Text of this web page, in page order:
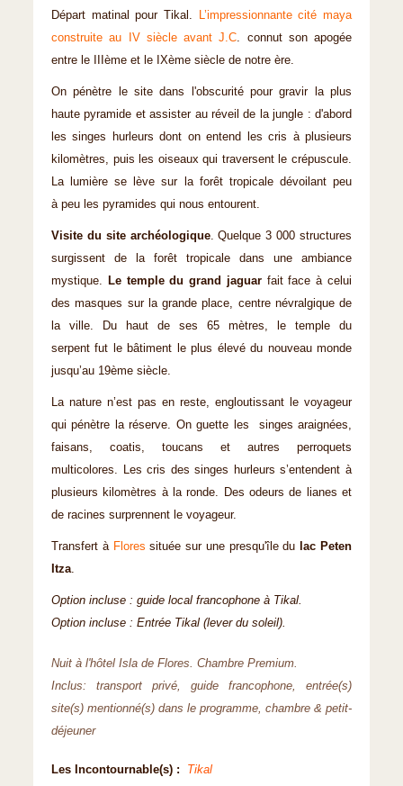
Départ matinal pour Tikal.
L’impressionnante cité maya
construite au IV siècle avant J.C. connut son apogée
entre le IIIème et le IXème siècle de notre ère.
On pénètre le site dans l'obscurité pour gravir la plus
haute pyramide et assister au réveil de la jungle : d'abord
les singes hurleurs dont on entend les cris à plusieurs
kilomètres, puis les oiseaux qui traversent le crépuscule.
La lumière se lève sur la forêt tropicale dévoilant peu
à peu les pyramides qui nous entourent.
Visite du site archéologique. Quelque 3 000 structures
surgissent de la forêt tropicale dans une ambiance
mystique.
Le temple du grand jaguarfait face à celui
des masques sur la grande place, centre névralgique de
la ville. Du haut de ses 65 mètres, le temple du
serpent fut le bâtiment le plus élevé du nouveau monde
jusqu’au 19ème siècle.
La nature n’est pas en reste, engloutissant le voyageur
qui pénètre la réserve. On guette les singes araignées,
faisans, coatis, toucans et autres perroquets
multicolores. Les cris des singes hurleurs s’entendent à
plusieurs kilomètres à la ronde. Des odeurs de lianes et
de racines surprennent le voyageur.
Transfert à Flores située sur une presqu'île du
lac Peten
Itza.
Option incluse : guide local francophone à Tikal.
Option incluse : Entrée Tikal (lever du soleil).
Nuit à l'hôtel Isla de Flores. Chambre Premium.
Inclus: transport privé, guide francophone, entrée(s)
site(s) mentionné(s) dans le programme, chambre & petit-
déjeuner
Les Incontournable(s) : Tikal